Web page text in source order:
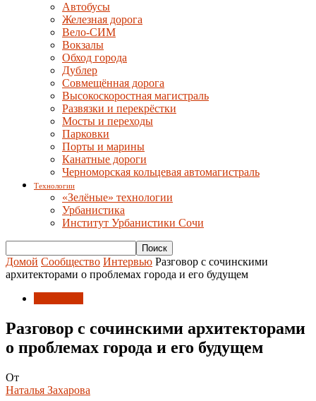
Автобусы
Железная дорога
Вело-СИМ
Вокзалы
Обход города
Дублер
Совмещённая дорога
Высокоскоростная магистраль
Развязки и перекрёстки
Мосты и переходы
Парковки
Порты и марины
Канатные дороги
Черноморская кольцевая автомагистраль
Технологии
«Зелёные» технологии
Урбанистика
Институт Урбанистики Сочи
Домой Сообщество Интервью Разговор с сочинскими
архитекторами о проблемах города и его будущем
Разговор с сочинскими архитекторами
о проблемах города и его будущем
От
Наталья Захарова